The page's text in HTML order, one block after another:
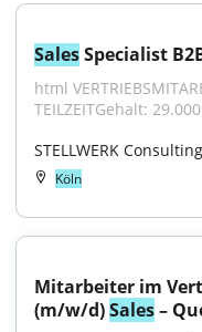
Sales Specialist
html
TEILZEITGehalt:
STELLWERK
Köln
Mitarbeiter im
(m/w/d) Sales –